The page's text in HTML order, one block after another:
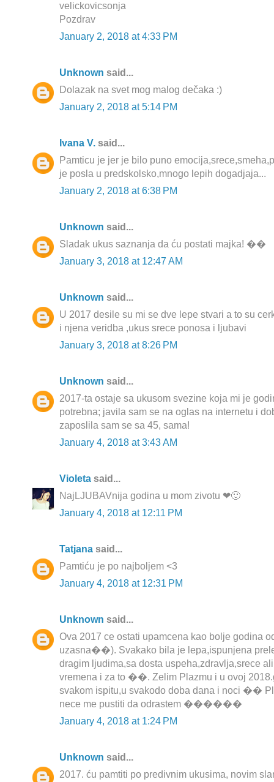
velickovicsonja
Pozdrav
January 2, 2018 at 4:33 PM
Unknown said...
Dolazak na svet mog malog dečaka :)
January 2, 2018 at 5:14 PM
Ivana V. said...
Pamticu je jer je bilo puno
je posla u predskolsko,mnogo lepih dogadjaja...
January 2, 2018 at 6:38 PM
Unknown said...
Sladak ukus saznanja da ću postati majka! ��
January 3, 2018 at 12:47 AM
Unknown said...
U 2017 desile su mi se dve lepe stvari a to su
i njena veridba ,ukus srece ponosa i ljubavi
January 3, 2018 at 8:26 PM
Unknown said...
2017-ta ostaje sa ukusom svezine koja mi je
potrebna; javila sam se na oglas na internetu i
zaposlila sam se sa 45, sama!
January 4, 2018 at 3:43 AM
Violeta said...
NajLJUBAVnija godina u mom zivotu ❤🙂
January 4, 2018 at 12:11 PM
Tatjana said...
Pamtiću je po najboljem <3
January 4, 2018 at 12:31 PM
Unknown said...
Ova 2017 ce ostati upamcena kao bolje godina
uzasna��). Svakako bila je lepa,ispunjena
dragim ljudima,sa dosta uspeha,zdravlja,srece
vremena i za to ��. Zelim Plazmu i u ovoj
svakom ispitu,u svakodo doba dana i noci ��
nece me pustiti da odrastem ������
January 4, 2018 at 1:24 PM
Unknown said...
2017. ću pamtiti po predivnim ukusima, novim